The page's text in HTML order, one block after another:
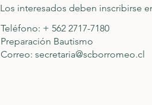
Los interesados deben inscribirse
Teléfono: + 562 2717-7180
Preparación Bautismo
Correo: secretaria@scborromeo.cl